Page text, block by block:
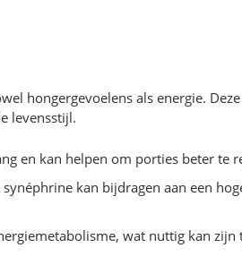
hongergevoelens als energie.
levensstijl.
en kan helpen om porties beter te
kan bijdragen aan een
wat nuttig kan zijn